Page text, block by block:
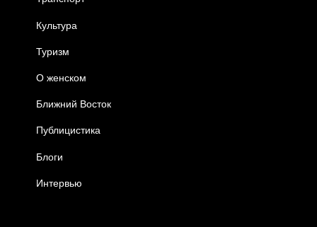
Культура
Туризм
О женском
Ближний Восток
Публицистика
Блоги
Интервью